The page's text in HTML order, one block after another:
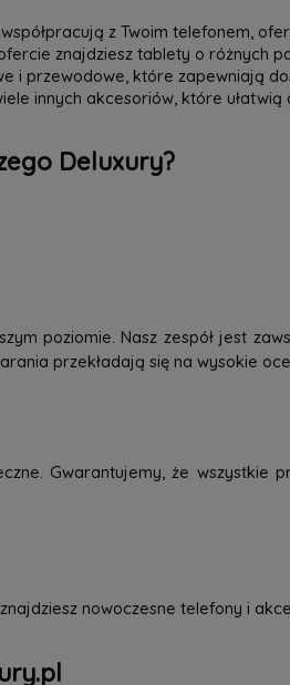
z Twoim telefonem,
znajdziesz tablety o różnych
i przewodowe, które zapewniają
innych akcesoriów, które
Deluxury?
poziomie. Nasz zespół jest
przekładają się na wysokie
Gwarantujemy, że
nowoczesne telefony i